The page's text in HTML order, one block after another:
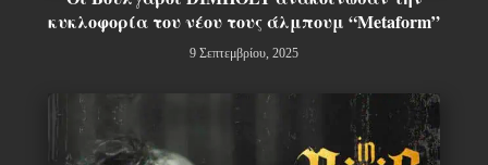
κυκλοφορία του νέου τους άλμπουμ “Metaform”
9 Σεπτεμβρίου, 2025